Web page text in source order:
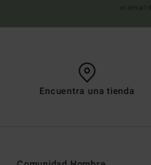
Encuentra una tienda